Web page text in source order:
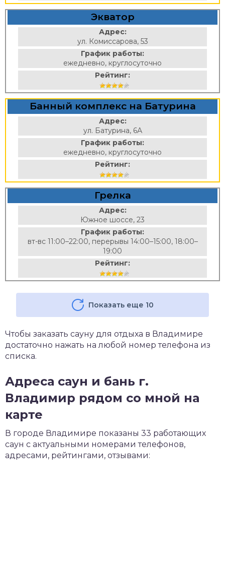
Экватор
Адрес:
ул. Комиссарова, 53
График работы:
ежедневно, круглосуточно
Рейтинг:
Банный комплекс на Батурина
Адрес:
ул. Батурина, 6А
График работы:
ежедневно, круглосуточно
Рейтинг:
Грелка
Адрес:
Южное шоссе, 23
График работы:
вт-вс 11:00–22:00, перерывы 14:00–15:00, 18:00–
19:00
Рейтинг:
Показать еще 10
Чтобы заказать сауну для отдыха в Владимире
достаточно нажать на любой номер телефона из
списка.
Адреса саун и бань г.
Владимир рядом со мной на
карте
В городе Владимире показаны 33 работающих
саун с актуальными номерами телефонов,
адресами, рейтингами, отзывами: